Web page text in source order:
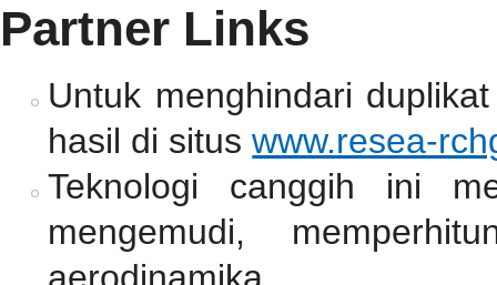
Partner Links
Untuk menghindari
hasil di situswww.resea-
Teknologi canggih ini
mengemudi,